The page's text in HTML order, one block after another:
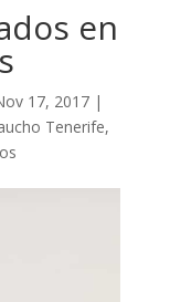
en
17, 2017|
Tenerife,